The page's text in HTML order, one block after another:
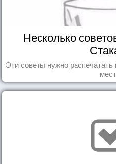
Несколько
Эти советы нужно